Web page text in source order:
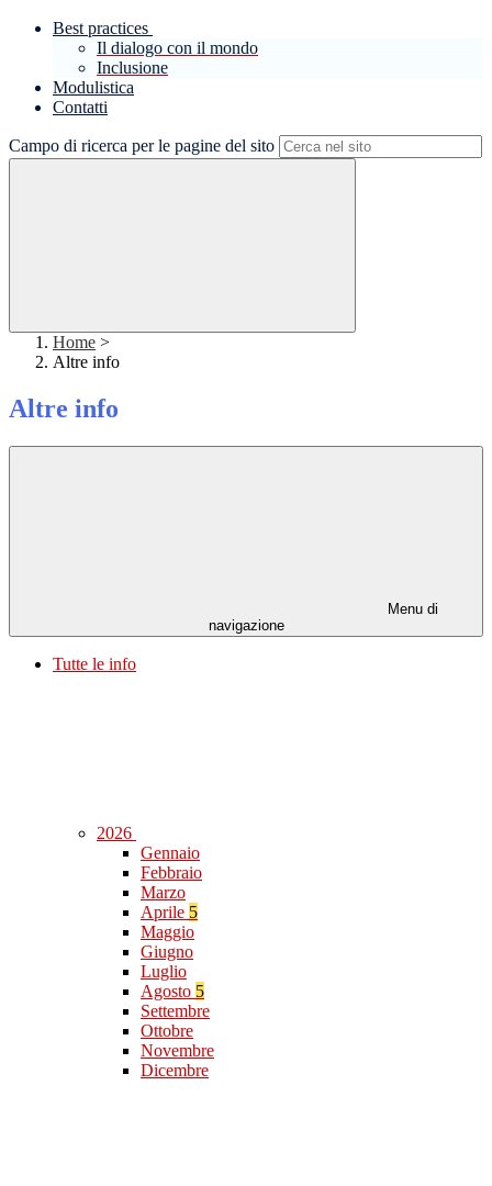
Best practices
Il dialogo con il mondo
Inclusione
Modulistica
Contatti
Campo di ricerca per le pagine del sito
Home >
Altre info
Altre info
Menu di
navigazione
Tutte le info
2026
Gennaio
Febbraio
Marzo
Aprile 5
Maggio
Giugno
Luglio
Agosto 5
Settembre
Ottobre
Novembre
Dicembre